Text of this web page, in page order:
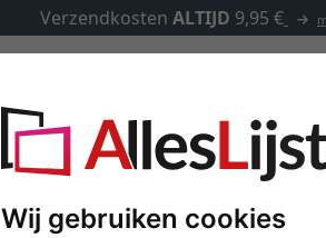
Wij gebruiken cookies
Verzendkosten ALTIJD 9,95 €
Kaders op maat Passe-partouts